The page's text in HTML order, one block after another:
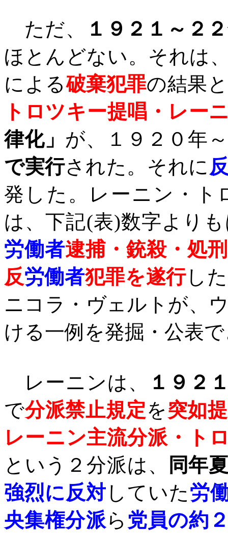
ただ、
１９２１～２
ほとんどない。それは
による破棄犯罪の結果
トロツキー提唱・レー
律化」 が、１９２０年
で実行された。それに
発した。レーニン・ト
は、下記(表)数字より
労働者逮捕・銃殺・処
反労働者犯罪を遂行し
ニコラ・ヴェルトが、
ける一例を発掘・公表
レーニンは、
１９２
で分派禁止規定を突如
レーニン主流分派・ト
という２分派は、
同年
強烈に反対 していた労
央集権分派ら 党員の約